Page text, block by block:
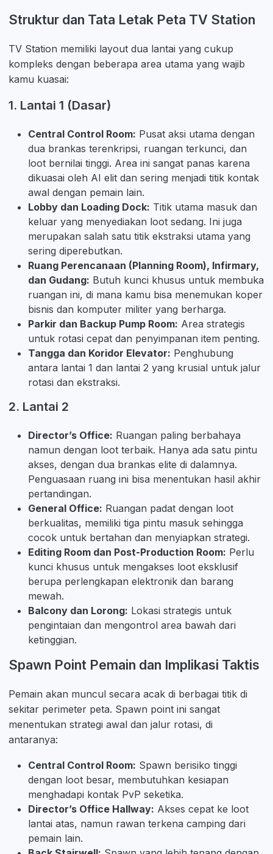
Struktur dan Tata Letak Peta TV Station
TV Station memiliki layout dua lantai yang cukup
kompleks dengan beberapa area utama yang wajib
kamu kuasai:
1. Lantai 1 (Dasar)
Central Control Room: Pusat aksi utama dengan
dua brankas terenkripsi, ruangan terkunci, dan
loot bernilai tinggi. Area ini sangat panas karena
dikuasai oleh AI elit dan sering menjadi titik kontak
awal dengan pemain lain.
Lobby dan Loading Dock: Titik utama masuk dan
keluar yang menyediakan loot sedang. Ini juga
merupakan salah satu titik ekstraksi utama yang
sering diperebutkan.
Ruang Perencanaan (Planning Room), Infirmary,
dan Gudang: Butuh kunci khusus untuk membuka
ruangan ini, di mana kamu bisa menemukan koper
bisnis dan komputer militer yang berharga.
Parkir dan Backup Pump Room: Area strategis
untuk rotasi cepat dan penyimpanan item penting.
Tangga dan Koridor Elevator: Penghubung
antara lantai 1 dan lantai 2 yang krusial untuk jalur
rotasi dan ekstraksi.
2. Lantai 2
Director’s Office: Ruangan paling berbahaya
namun dengan loot terbaik. Hanya ada satu pintu
akses, dengan dua brankas elite di dalamnya.
Penguasaan ruang ini bisa menentukan hasil akhir
pertandingan.
General Office: Ruangan padat dengan loot
berkualitas, memiliki tiga pintu masuk sehingga
cocok untuk bertahan dan menyiapkan strategi.
Editing Room dan Post-Production Room: Perlu
kunci khusus untuk mengakses loot eksklusif
berupa perlengkapan elektronik dan barang
mewah.
Balcony dan Lorong: Lokasi strategis untuk
pengintaian dan mengontrol area bawah dari
ketinggian.
Spawn Point Pemain dan Implikasi Taktis
Pemain akan muncul secara acak di berbagai titik di
sekitar perimeter peta. Spawn point ini sangat
menentukan strategi awal dan jalur rotasi, di
antaranya:
Central Control Room: Spawn berisiko tinggi
dengan loot besar, membutuhkan kesiapan
menghadapi kontak PvP seketika.
Director’s Office Hallway: Akses cepat ke loot
lantai atas, namun rawan terkena camping dari
pemain lain.